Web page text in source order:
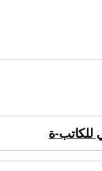
للكاتب-ة